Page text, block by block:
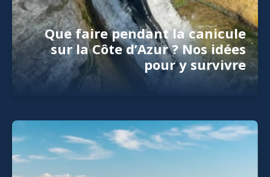
Que faire pendant la canicule
sur la Côte d’Azur ? Nos idées
pour y survivre